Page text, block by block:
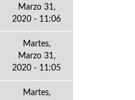
Marzo 31,
2020 - 11:06
Martes,
Marzo 31,
2020 - 11:05
Martes,